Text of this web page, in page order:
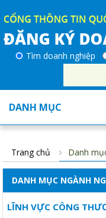
Tìm doanh nghiệp
DANH MỤC
Trang chủ Danh
DANH MỤC NGÀNH
LĨNH VỰC CÔNG